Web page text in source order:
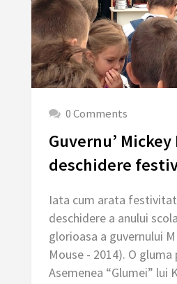
0 Comments
Guvernu’ Mickey
deschidere
Iata cum arata
deschidere a anului
glorioasa a guvernului
Mouse - 2014). O gluma
Asemenea “Glumei” lui